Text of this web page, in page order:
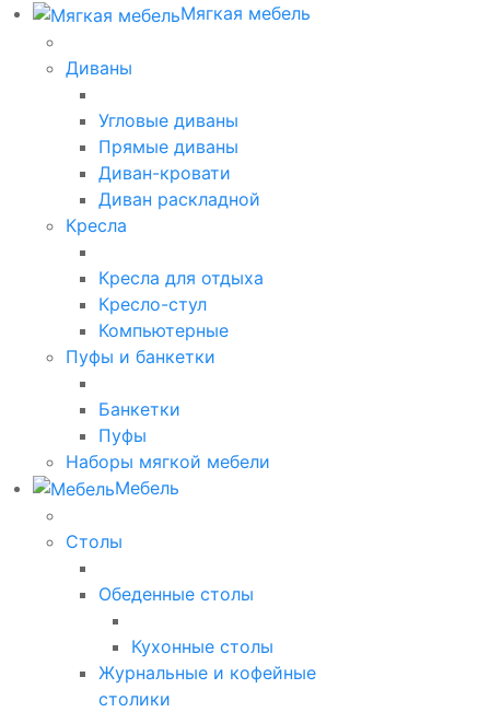
Мягкая мебель
Диваны
Угловые диваны
Прямые диваны
Диван-кровати
Диван раскладной
Кресла
Кресла для отдыха
Кресло-стул
Компьютерные
Пуфы и банкетки
Банкетки
Пуфы
Наборы мягкой мебели
Мебель
Столы
Обеденные столы
Кухонные столы
Журнальные и кофейные
столики